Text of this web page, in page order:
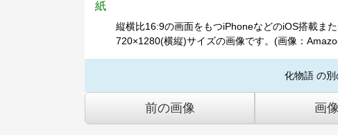
紙
縦横比16:9の画面をもつiPhoneなどのiOS搭載ま
720×1280(横縦)サイズの画像です。(画像：
化物語 の
前の画像 画